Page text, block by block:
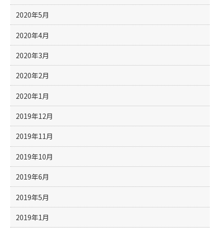
2020年5月
2020年4月
2020年3月
2020年2月
2020年1月
2019年12月
2019年11月
2019年10月
2019年6月
2019年5月
2019年1月